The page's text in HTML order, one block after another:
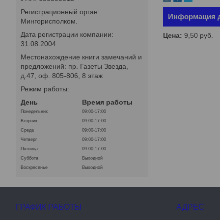
Информация
Цена: 9,50 руб.
Регистрационный орган:
Мингорисполком.
Дата регистрации компании:
31.08.2004
Местонахождение книги замечаний и
предложений: пр. Газеты Звезда,
д.47, оф. 805-806, 8 этаж
Режим работы:
День
Время работы
Понедельник
09:00-17:00
Вторник
09:00-17:00
Среда
09:00-17:00
Четверг
09:00-17:00
Пятница
09:00-17:00
Суббота
Выходной
Воскресенье
Выходной
ГРАФИК РАБОТЫ